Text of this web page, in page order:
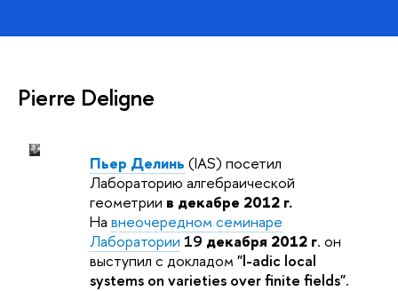
Pierre Deligne
Пьер Делинь (IAS) посетил
Лабораторию алгебраической
геометрии в декабре 2012 г.
На внеочередном семинаре
Лаборатории 19 декабря 2012 г. он
выступил с докладом "l-adic local
systems on varieties over finite fields".